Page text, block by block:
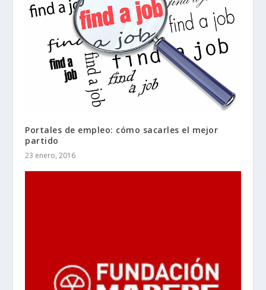
Portales de empleo: cómo sacarles el mejor
partido
23 enero, 2016